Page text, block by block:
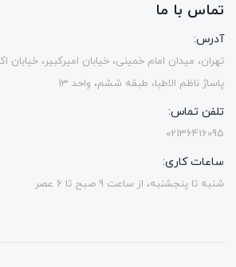
تماس با ما
آدرس:
تهران، میدان امام خمینی، خیابان امیرکبیر، خیابان
پاساژ ناظم الاطبا، طبقه ششم، واحد 13
تلفن تماس:
02136416095
ساعات کاری:
شنبه تا پنجشنبه، از ساعت 9 صبح تا 6 عصر